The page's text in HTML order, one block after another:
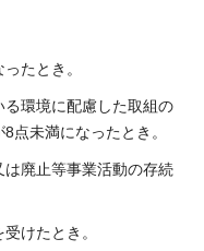
たとき。
環境に配慮した取組の
点未満になったとき。
廃止等事業活動の存続
けたとき。